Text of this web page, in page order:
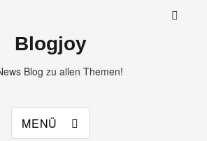
Blogjoy
Blog zu allen Themen!
MENÜ